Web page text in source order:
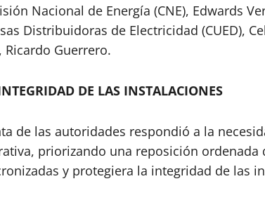
Nacional de Energía (CNE), Edwards
Distribuidoras de Electricidad (CUED),
Ricardo Guerrero.
DE LAS INSTALACIONES
de las autoridades respondió a la
priorizando una reposición ordenada
y protegiera la integridad de las